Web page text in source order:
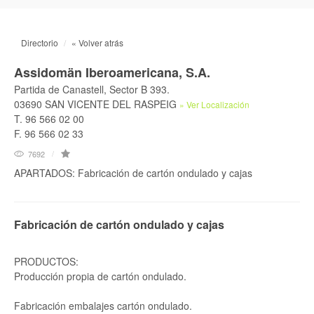
Directorio « Volver atrás
Assidomän Iberoamericana, S.A.
Partida de Canastell, Sector B 393.
03690 SAN VICENTE DEL RASPEIG » Ver Localización
T. 96 566 02 00
F. 96 566 02 33
7692
APARTADOS: Fabricación de cartón ondulado y cajas
Fabricación de cartón ondulado y cajas
PRODUCTOS:
Producción propia de cartón ondulado.
Fabricación embalajes cartón ondulado.